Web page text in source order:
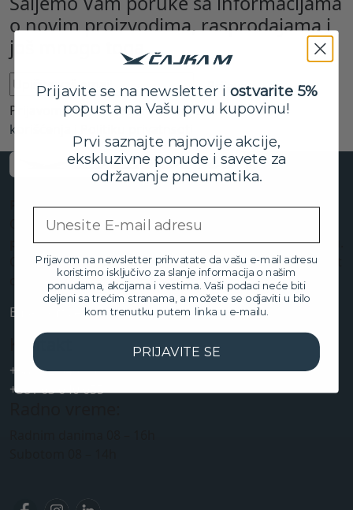
o novim proizvodima, rasprodajama i
još mnogo toga
Prijava
Prijavom na newsletter prihvatate našeUslove
korišćenja i Politiku privatnsoti
Preduzeće “Čajka – M”osnovano je 1992. godine.
Osnovna delatnost preduzeća je
pneumatikakako na domaćem tržištu tako i u regionu.
Od trenutka osnivanja pa do danas, beležimo stalni rast
obima prodaje, obima poslovanja i broja naših kupaca
Email: office@cajkam.rs
Kontakt
+381 32 5461 011
+381 63 640 655
Prijavite se na newsletter i ostvarite 5%
popusta na Vašu prvu kupovinu!
Prvi saznajte najnovije akcije,
ekskluzivne ponude i savete za
održavanje pneumatika.
Prijavom na newsletter prihvatate da vašu e-mail adresu
koristimo isključivo za slanje informacija o našim
ponudama, akcijama i vestima. Vaši podaci neće biti
deljeni sa trećim stranama, a možete se odjaviti u bilo
kom trenutku putem linka u e-mailu.
PRIJAVITE SE